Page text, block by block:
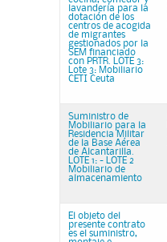
lavandería para la
dotación de los
centros de acogida
de migrantes
gestionados por la
SEM financiado
con PRTR. LOTE 3:
Lote 3: Mobiliario
CETI Ceuta
Suministro de
Mobiliario para la
Residencia Militar
de la Base Aérea
de Alcantarilla.
LOTE 1: - LOTE 2
Mobiliario de
almacenamiento
El objeto del
presente contrato
es el suministro,